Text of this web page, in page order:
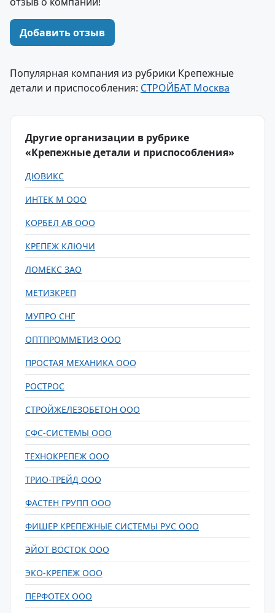
Добавить отзыв
Популярная компания из рубрики Крепежные
детали и приспособления: СТРОЙБАТ Москва
Другие организации в рубрике
«Крепежные детали и приспособления»
ДЮВИКС
ИНТЕК М ООО
КОРБЕЛ АВ ООО
КРЕПЕЖ КЛЮЧИ
ЛОМЕКС ЗАО
МЕТИЗКРЕП
МУПРО СНГ
ОПТПРОММЕТИЗ ООО
ПРОСТАЯ МЕХАНИКА ООО
РОСТРОС
СТРОЙЖЕЛЕЗОБЕТОН ООО
СФС-СИСТЕМЫ ООО
ТЕХНОКРЕПЕЖ ООО
ТРИО-ТРЕЙД ООО
ФАСТЕН ГРУПП ООО
ФИШЕР КРЕПЕЖНЫЕ СИСТЕМЫ РУС ООО
ЭЙОТ ВОСТОК ООО
ЭКО-КРЕПЕЖ ООО
ПЕРФОТЕХ ООО